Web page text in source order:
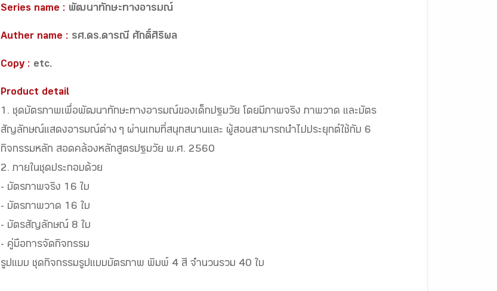
Series name : พัฒนาทักษะทางอารมณ์
Auther name : รศ.ดร.ดารณี ศักดิ์ศิริผล
Copy : etc.
Product detail
1. ชุดบัตรภาพเพื่อพัฒนาทักษะทางอารมณ์ของเด็กปฐมวัย โดยมีภาพจริง ภาพวาด และบัตร
สัญลักษณ์แสดงอารมณ์ต่าง ๆ ผ่านเกมที่สนุกสนานและ ผู้สอนสามารถนำไปประยุกต์ใช้กับ 6
กิจกรรมหลัก สอดคล้องหลักสูตรปฐมวัย พ.ศ. 2560
2. ภายในชุดประกอบด้วย
- บัตรภาพจริง 16 ใบ
- บัตรภาพวาด 16 ใบ
- บัตรสัญลักษณ์ 8 ใบ
- คู่มือการจัดกิจกรรม
รูปแบบ ชุดกิจกรรมรูปแบบบัตรภาพ พิมพ์ 4 สี จำนวนรวม 40 ใบ